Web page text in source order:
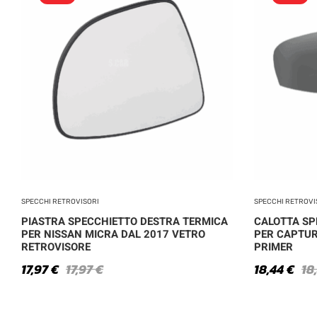
SPECCHI RETROVISORI
PIASTRA SPECCHIETTO DESTRA TERMICA
PER NISSAN MICRA DAL 2017 VETRO
RETROVISORE
17,97€
17,97€
SPECCHI
CALOTTA
PER
PRIMER
18,44€